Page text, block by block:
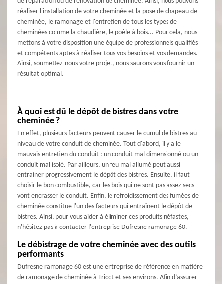
réaliser l'installation de votre cheminée et la pose de chapeau de
cheminée, le ramonage et l'entretien de tous les types de
cheminées comme la chaudière, le poêle à bois... Pour cela, nous
mettons à votre disposition une équipe de professionnels qualifiés
et compétents aptes à réaliser tous vos besoins et vos demandes.
Ainsi, soumettez-nous votre projet, nous saurons vous fournir un
résultat optimal.
À quoi est dû le dépôt de bistres dans votre
cheminée ?
En effet, plusieurs facteurs peuvent causer le cumul de bistres au
niveau de votre conduit de cheminée. Tout d'abord, il y a le
mauvais entretien du conduit : un conduit mal dimensionné ou un
conduit mal isolé. Par ailleurs, un feu mal allumé peut aussi
entrainer progressivement le dépôt des bistres. Ensuite, il faut
choisir le bon combustible, car les bois qui ne sont pas assez secs
vont encrasser le conduit. Enfin, le refroidissement des fumées de
cheminée constitue l'un des facteurs qui entraînent le dépôt de
bistres. Ainsi, pour vous aider à éliminer ces produits néfastes,
n'hésitez pas à contacter l'entreprise Dufresne ramonage 60.
Le débistrage de votre cheminée avec des outils
performants
Dufresne ramonage 60 est une entreprise de référence en matière
de ramonage de cheminée à Tricot et ses environs. Afin d’assurer